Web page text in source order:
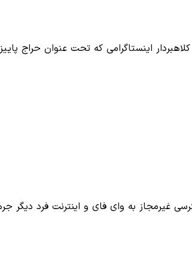
اینستاگرامی که تحت عنوان حراج
غیرمجاز به وای فای و اینترنت فرد دیگر